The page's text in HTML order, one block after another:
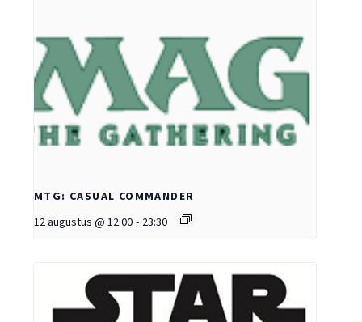
MTG: CASUAL COMMANDER
12 augustus @ 12:00 - 23:30